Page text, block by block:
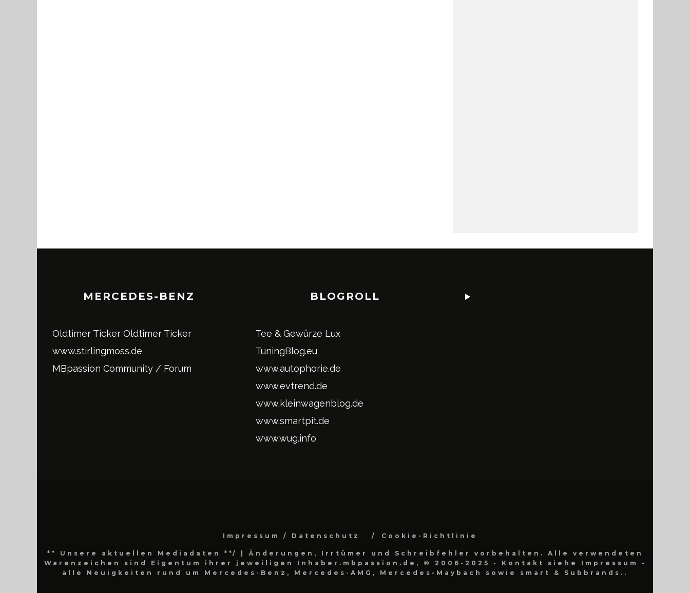
MERCEDES-BENZ
Oldtimer Ticker Oldtimer Ticker
www.stirlingmoss.de
MBpassion Community / Forum
BLOGROLL
Tee & Gewürze Lux
TuningBlog.eu
www.autophorie.de
www.evtrend.de
www.kleinwagenblog.de
www.smartpit.de
www.wug.info
Impressum / Datenschutz Cookie-Richtlinie
** Unsere aktuellen Mediadaten **/
| Änderungen, Irrtümer und Schreibfehler vorbehalten. Alle verwendeten
Warenzeichen sind Eigentum ihrer jeweiligen Inhaber.mbpassion.de, © 2006-2025 - Kontakt siehe Impressum -
alle Neuigkeiten rund um Mercedes-Benz, Mercedes-AMG, Mercedes-Maybach sowie smart & Subbrands..